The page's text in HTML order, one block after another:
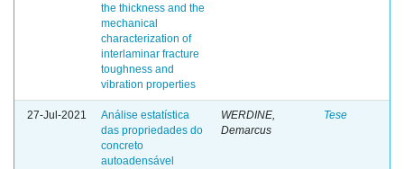
the thickness and the
mechanical
characterization of
interlaminar fracture
toughness and
vibration properties
27-Jul-2021
Análise estatística
das propriedades do
concreto
autoadensável
WERDINE,
Demarcus
Tese